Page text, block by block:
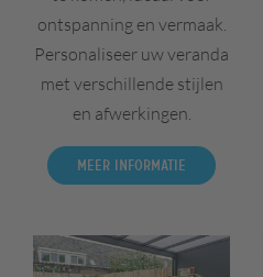
ontspanning en vermaak.
Personaliseer uw veranda
met verschillende stijlen
en afwerkingen.
Meer informatie